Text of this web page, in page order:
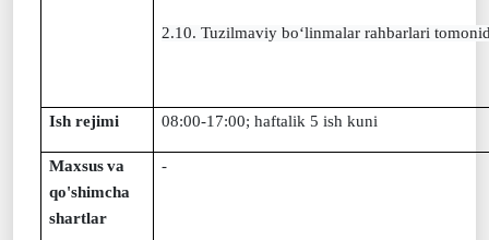
2.10. Tuzilmaviy bo‘linmalar rahbarlari
Ish rejimi 08:00-17:00; haftalik 5 ish kuni
Maxsusva
qo'shimcha
shartlar
-